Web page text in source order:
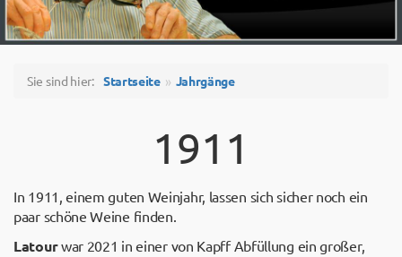
Sie sind hier: Startseite Jahrgänge
1911
In 1911, einem guten Weinjahr, lassen sich sicher noch ein
paar schöne Weine finden.
Latourwar 2021 in einer von Kapff Abfüllung ein großer,